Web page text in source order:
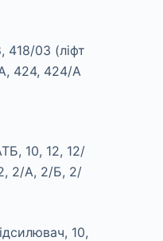
418/03 (ліфт
424, 424/А
10, 12, 12/
2/А, 2/Б, 2/
10,